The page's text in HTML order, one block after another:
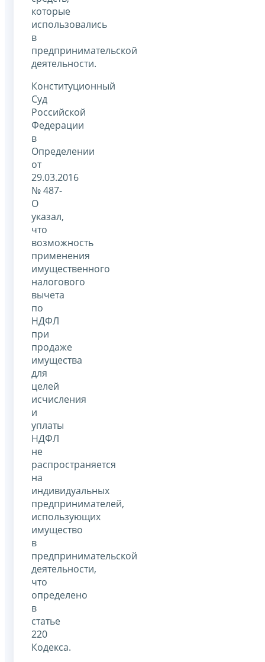
которые
использовались
в
предпринимательской
деятельности.
Конституционный
Суд
Российской
Федерации
в
Определении
от
29.03.2016
№ 487-
О
указал,
что
возможность
применения
имущественного
налогового
вычета
по
НДФЛ
при
продаже
имущества
для
целей
исчисления
и
уплаты
НДФЛ
не
распространяется
на
индивидуальных
предпринимателей,
использующих
имущество
в
предпринимательской
деятельности,
что
определено
в
статье
220
Кодекса.